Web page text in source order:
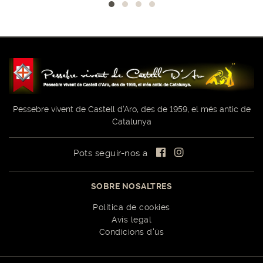
Pessebre vivent de Castell d'Aro, des de 1959, el més antic de
Catalunya
Pots seguir-nos a
SOBRE NOSALTRES
Política de cookies
Avís legal
Condicions d'ús